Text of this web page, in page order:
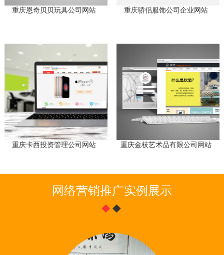
重庆恩奇贝贝玩具公司网站 重庆骄侣服饰公司企业网站
重庆卡西投资管理公司网站 重庆金枝艺术品有限公司网站
网络营销推广实例展示